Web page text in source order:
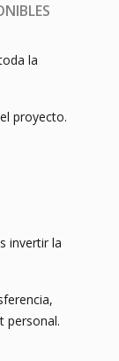
la
proyecto.
invertir la
personal.